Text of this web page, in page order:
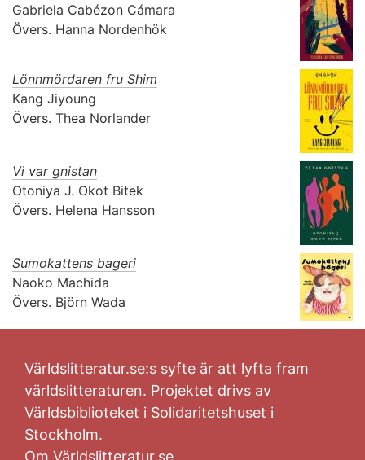
Gabriela Cabézon Cámara
Övers. Hanna Nordenhök
Lönnmördaren fru Shim
Kang Jiyoung
Övers. Thea Norlander
Vi var gnistan
Otoniya J. Okot Bitek
Övers. Helena Hansson
Sumokattens bageri
Naoko Machida
Övers. Björn Wada
Världslitteratur.se:s syfte är att lyfta fram
världslitteraturen. Projektet drivs av
Världsbiblioteket i Solidaritetshuset i
Stockholm.
Om Världslitteratur.se